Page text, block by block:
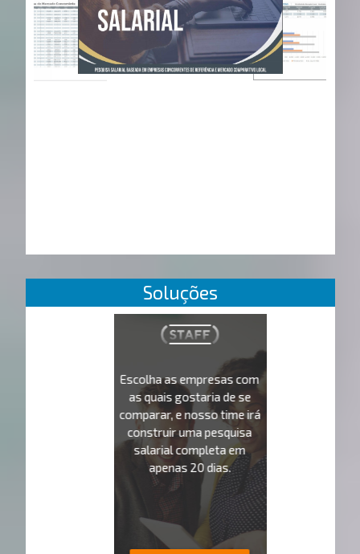
Soluções
Escolha as empresas com
as quais gostaria de se
comparar, e nosso time irá
construir uma pesquisa
salarial completa em
apenas 20 dias.